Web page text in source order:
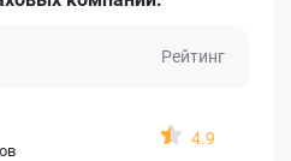
Рейтинг
4.9